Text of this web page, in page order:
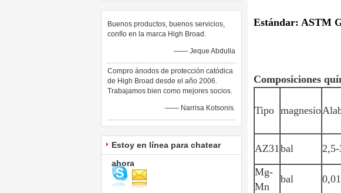
Buenos productos, buenos servicios,
confío en la marca High Broad.
—— Jeque Abdulla
Compro ánodos de protección catódica
de High Broad desde el año 2006.
Trabajamos bien como mejores socios.
—— Narrisa Kotsonis.
Estoy en línea para chatear
ahora
Estándar: ASTM
Composiciones
Tipo magnesio
AZ31bal
Mg-
Mn
bal 0,01